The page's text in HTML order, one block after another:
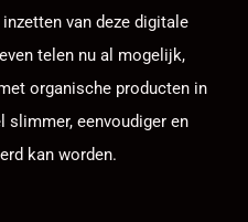
van deze digitale
telen nu al mogelijk,
organische producten in
slimmer, eenvoudiger en
kan worden.